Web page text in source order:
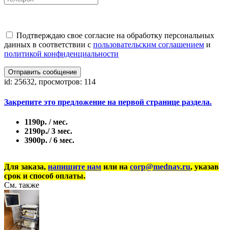
Подтверждаю свое согласие на обработку персональных
данных в соответствии с пользовательским соглашением и
политикой конфиденциальности
Отправить сообщение
id: 25632, просмотров: 114
Закрепите это предложение на первой странице раздела.
1190р. / мес.
2190р./ 3 мес.
3900р. / 6 мес.
Для заказа, напишите нам или на corp@mednav.ru, указав
срок и способ оплаты.
См. также